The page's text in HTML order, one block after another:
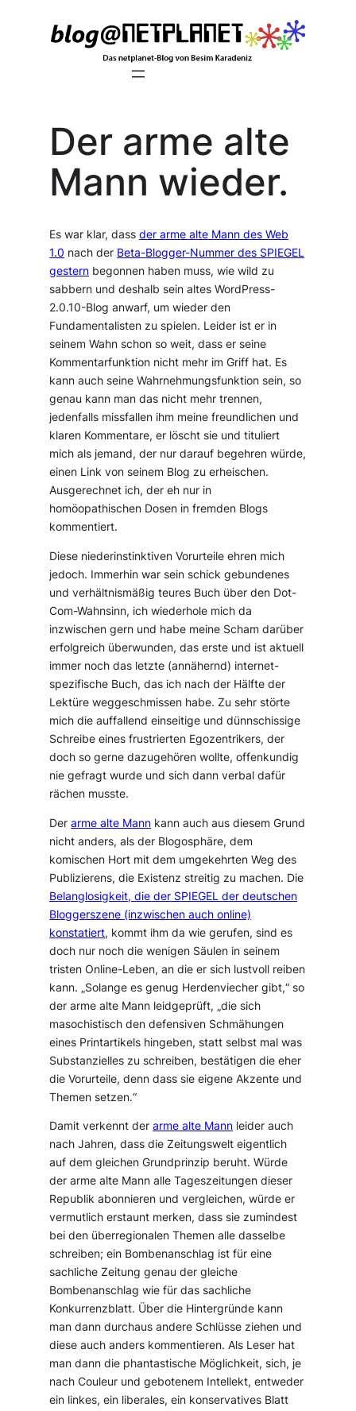
Der arme alte
Mann wieder.
Es war klar, dassder arme alte Mann des Web
1.0 nach der Beta-Blogger-Nummer des SPIEGEL
gestern begonnen haben muss, wie wild zu
sabbern und deshalb sein altes WordPress-
2.0.10-Blog anwarf, um wieder den
Fundamentalisten zu spielen. Leider ist er in
seinem Wahn schon so weit, dass er seine
Kommentarfunktion nicht mehr im Griff hat. Es
kann auch seine Wahrnehmungsfunktion sein, so
genau kann man das nicht mehr trennen,
jedenfalls missfallen ihm meine freundlichen und
klaren Kommentare, er löscht sie und tituliert
mich als jemand, der nur darauf begehren würde,
einen Link von seinem Blog zu erheischen.
Ausgerechnet ich, der eh nur in
homöopathischen Dosen in fremden Blogs
kommentiert.
Diese niederinstinktiven Vorurteile ehren mich
jedoch. Immerhin war sein schick gebundenes
und verhältnismäßig teures Buch über den Dot-
Com-Wahnsinn, ich wiederhole mich da
inzwischen gern und habe meine Scham darüber
erfolgreich überwunden, das erste und ist aktuell
immer noch das letzte (annähernd) internet-
spezifische Buch, das ich nach der Hälfte der
Lektüre weggeschmissen habe. Zu sehr störte
mich die auffallend einseitige und dünnschissige
Schreibe eines frustrierten Egozentrikers, der
doch so gerne dazugehören wollte, offenkundig
nie gefragt wurde und sich dann verbal dafür
rächen musste.
Derarme alte Mann kann auch aus diesem Grund
nicht anders, als der Blogosphäre, dem
komischen Hort mit dem umgekehrten Weg des
Publizierens, die Existenz streitig zu machen. Die
Belanglosigkeit, die der SPIEGEL der deutschen
Bloggerszene (inzwischen auch online)
konstatiert, kommt ihm da wie gerufen, sind es
doch nur noch die wenigen Säulen in seinem
tristen Online-Leben, an die er sich lustvoll reiben
kann. „Solange es genug Herdenviecher gibt,“ so
der arme alte Mann leidgeprüft, „die sich
masochistisch den defensiven Schmähungen
eines Printartikels hingeben, statt selbst mal was
Substanzielles zu schreiben, bestätigen die eher
die Vorurteile, denn dass sie eigene Akzente und
Themen setzen.“
Damit verkennt derarme alte Mann leider auch
nach Jahren, dass die Zeitungswelt eigentlich
auf dem gleichen Grundprinzip beruht. Würde
der arme alte Mann alle Tageszeitungen dieser
Republik abonnieren und vergleichen, würde er
vermutlich erstaunt merken, dass sie zumindest
bei den überregionalen Themen alle dasselbe
schreiben; ein Bombenanschlag ist für eine
sachliche Zeitung genau der gleiche
Bombenanschlag wie für das sachliche
Konkurrenzblatt. Über die Hintergründe kann
man dann durchaus andere Schlüsse ziehen und
diese auch anders kommentieren. Als Leser hat
man dann die phantastische Möglichkeit, sich, je
nach Couleur und gebotenem Intellekt, entweder
ein linkes, ein liberales, ein konservatives Blatt